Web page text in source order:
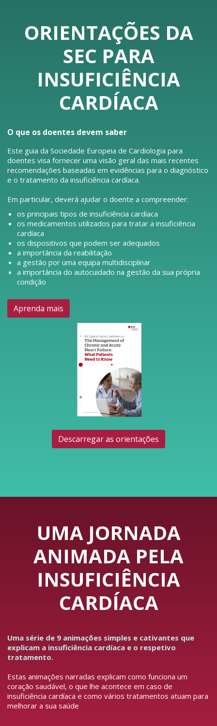
ORIENTAÇÕES DA
SEC PARA
INSUFICIÊNCIA
CARDÍACA
O que os doentes devem saber
Este guia da Sociedade Europeia de Cardiologia para
doentes visa fornecer uma visão geral das mais recentes
recomendações baseadas em evidências para o diagnóstico
e o tratamento da insuficiência cardíaca.
Em particular, deverá ajudar o doente a compreender:
os principais tipos de insuficiência cardíaca
os medicamentos utilizados para tratar a insuficiência
cardíaca
os dispositivos que podem ser adequados
a importância da reabilitação
a gestão por uma equipa multidisciplinar
a importância do autocuidado na gestão da sua própria
condição
Aprenda mais
Descarregar as orientações
UMA JORNADA
ANIMADA PELA
INSUFICIÊNCIA
CARDÍACA
Uma série de 9 animações simples e cativantes que
explicam a insuficiência cardíaca e o respetivo
tratamento.
Estas animações narradas explicam como funciona um
coração saudável, o que lhe acontece em caso de
insuficiência cardíaca e como vários tratamentos atuam para
melhorar a sua saúde